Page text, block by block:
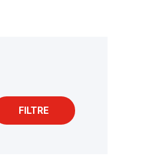
FILTRE